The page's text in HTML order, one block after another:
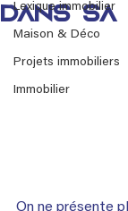
Lexique immobilier
Maison & Déco
Projets immobiliers
Immobilier
dans sa
On ne présente